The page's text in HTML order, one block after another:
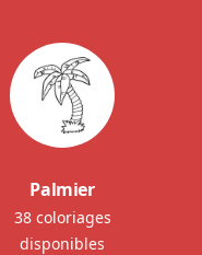
Palmier
38 coloriages
disponibles